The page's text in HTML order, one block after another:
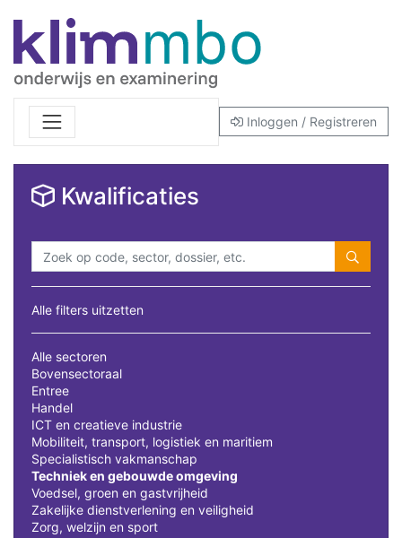
Inloggen / Registreren
Kwalificaties
Alle filters uitzetten
Alle sectoren
Bovensectoraal
Entree
Handel
ICT en creatieve industrie
Mobiliteit, transport, logistiek en maritiem
Specialistisch vakmanschap
Techniek en gebouwde omgeving
Voedsel, groen en gastvrijheid
Zakelijke dienstverlening en veiligheid
Zorg, welzijn en sport